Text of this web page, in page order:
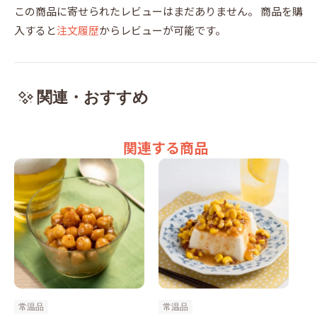
この商品に寄せられたレビューはまだありません。
商品を購
入すると注文履歴からレビューが可能です。
関連・おすすめ
関連する商品
常温品 常温品